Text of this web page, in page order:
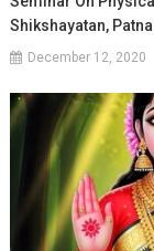
Shikshayatan,
December 12, 2020